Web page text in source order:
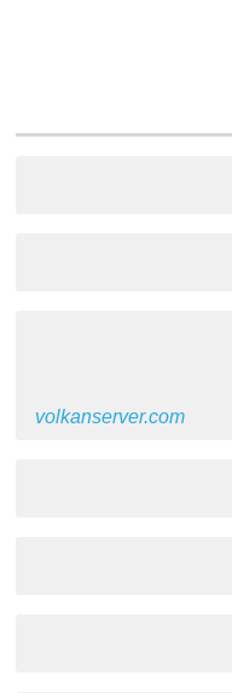
volkanserver.com